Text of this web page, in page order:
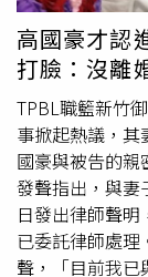
好，是家族認可
在瑞士低調生
情，甚至影響到
高國豪才認
打臉：沒離
TPBL職籃新竹
事掀起熱議，
國豪與被告的
發聲指出，與妻
日發出律師聲
已委託律師處
聲，「目前我已